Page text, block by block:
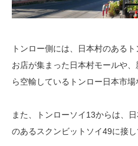
トンロー側には、日本村のある
お店が集まった日本村モールや
ら空輸しているトンロー日本市場
また、トンローソイ13からは、
のあるスクンビットソイ49に接し